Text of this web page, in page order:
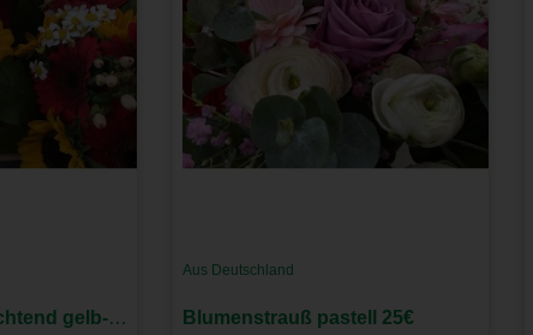
Blumenstrauß leuchtend gelb-orange 15€
Aus Deutschland
Blumenstrauß pastell 25€